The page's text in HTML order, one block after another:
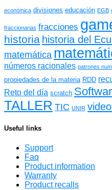
económica divisiones educación EGB
fraccionarias fracciones
historia historia del
matemática
números racionales patrones
propiedades de la materia RDD
Reto del día scratch
TALLER TIC UNIR
Useful links
Support
Faq
Product information
Warranty
Product recalls